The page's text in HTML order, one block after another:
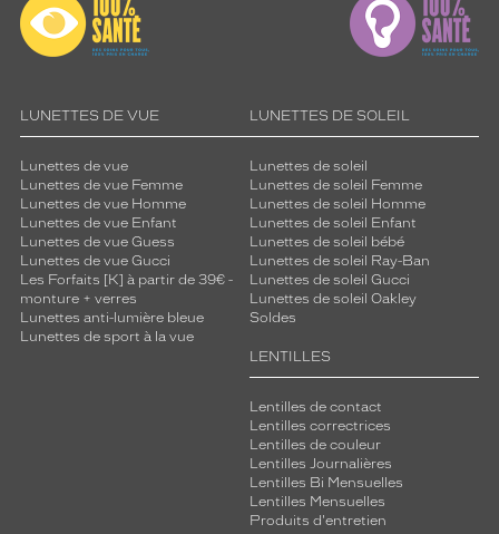
LUNETTES DE VUE
Lunettes de vue
Lunettes de vue Femme
Lunettes de vue Homme
Lunettes de vue Enfant
Lunettes de vue Guess
Lunettes de vue Gucci
Les Forfaits [K] à partir de 39€ -
monture + verres
Lunettes anti-lumière bleue
Lunettes de sport à la vue
LUNETTES DE SOLEIL
Lunettes de soleil
Lunettes de soleil Femme
Lunettes de soleil Homme
Lunettes de soleil Enfant
Lunettes de soleil bébé
Lunettes de soleil Ray-Ban
Lunettes de soleil Gucci
Lunettes de soleil Oakley
Soldes
LENTILLES
Lentilles de contact
Lentilles correctrices
Lentilles de couleur
Lentilles Journalières
Lentilles Bi Mensuelles
Lentilles Mensuelles
Produits d'entretien